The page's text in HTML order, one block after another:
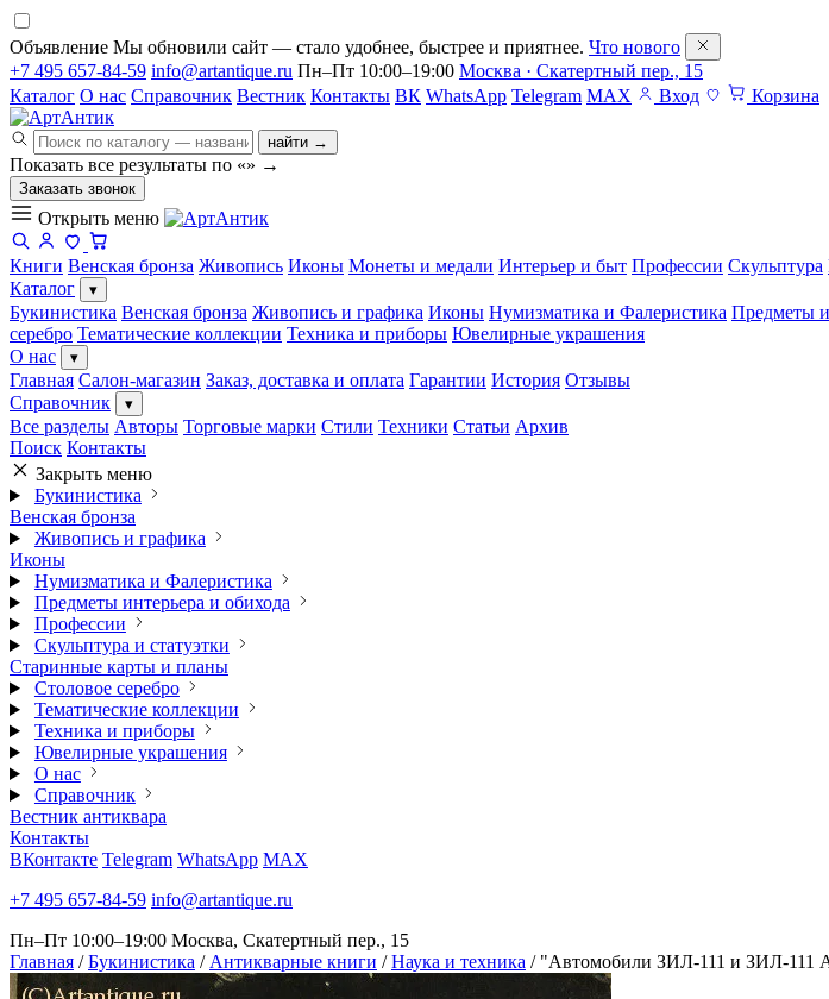
Объявление Мы обновили сайт — стало удобнее, быстрее и приятнее. Что нового
+7 495 657-84-59 info@artantique.ru Пн–Пт 10:00–19:00 Москва · Скатертный пер., 15
Каталог О нас Справочник Вестник Контакты ВК WhatsApp Telegram MAX Вход Корзина
найти →
Показать все результаты по «» →
Заказать звонок
Открыть меню
Книги Венская бронза Живопись Иконы Монеты и медали Интерьер и быт Профессии Скульптура
Каталог
▾
Букинистика Венская бронза Живопись и графика Иконы Нумизматика и Фалеристика Предметы
серебро Тематические коллекции Техника и приборы Ювелирные украшения
О нас
▾
Главная Салон-магазин Заказ, доставка и оплата Гарантии История Отзывы
Справочник
▾
Все разделы Авторы Торговые марки Стили Техники Статьи Архив
Поиск Контакты
Закрыть меню
Букинистика
Венская бронза
Живопись и графика
Иконы
Нумизматика и Фалеристика
Предметы интерьера и обихода
Профессии
Скульптура и статуэтки
Старинные карты и планы
Столовое серебро
Тематические коллекции
Техника и приборы
Ювелирные украшения
О нас
Справочник
Вестник антиквара
Контакты
ВКонтакте Telegram WhatsApp MAX
+7 495 657-84-59 info@artantique.ru
Пн–Пт 10:00–19:00 Москва, Скатертный пер., 15
Главная / Букинистика / Антикварные книги / Наука и техника / "Автомобили ЗИЛ-111 и ЗИЛ-111